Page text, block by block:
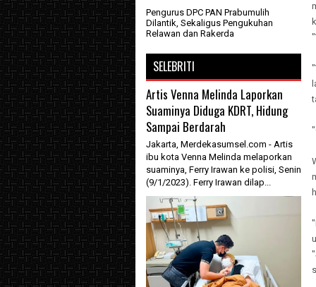
Pengurus DPC PAN Prabumulih
Dilantik, Sekaligus Pengukuhan
Relawan dan Rakerda
SELEBRITI
Artis Venna Melinda Laporkan
Suaminya Diduga KDRT, Hidung
Sampai Berdarah
Jakarta, Merdekasumsel.com - Artis
ibu kota Venna Melinda melaporkan
suaminya, Ferry Irawan ke polisi, Senin
(9/1/2023). Ferry Irawan dilap...